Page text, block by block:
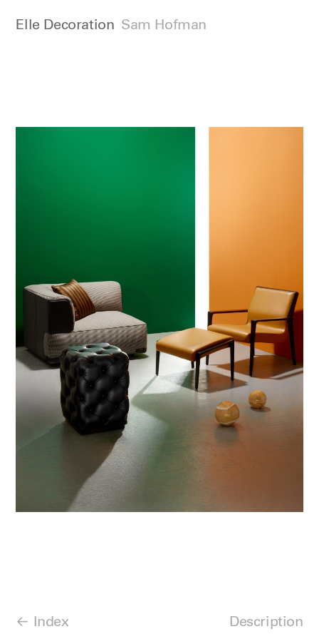
Index
Elle Decoration Sam Hofman
Description